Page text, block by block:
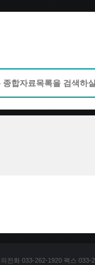
전화 033-262-1920 팩스 033-